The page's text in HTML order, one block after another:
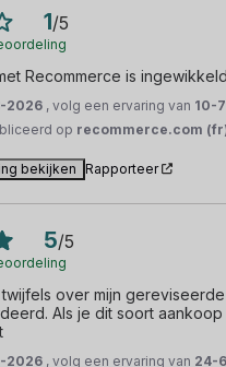
1/5
Recommerce is
2026 , volg een ervaring van 10-
op recommerce.com
bekijken Rapporteer
5/5
twijfels over mijn
Als je dit soort
2026 , volg een ervaring van 24-